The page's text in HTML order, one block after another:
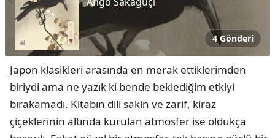
4 Gönderi
Japon klasikleri arasında en merak ettiklerimden
biriydi ama ne yazık ki bende beklediğim etkiyi
bırakamadı. Kitabın dili sakin ve zarif, kiraz
çiçeklerinin altında kurulan atmosfer ise oldukça